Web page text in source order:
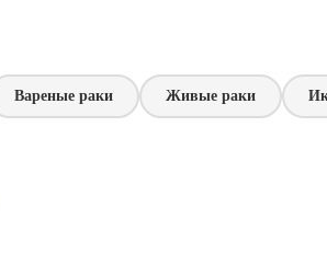
Вареные раки Живые раки